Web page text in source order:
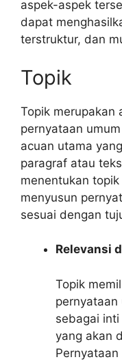
aspek-aspek
dapat
terstruktur, dan
Topik
Topik merupakan
pernyataan
acuan utama
paragraf atau
menentukan
menyusun
sesuai dengan
Relevansi
Topik
pernyataan
sebagai
yang akan